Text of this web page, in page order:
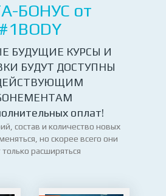
БОНУС от
#1BODY
БУДУЩИЕ КУРСЫ И
БУДУТ ДОСТУПНЫ
оплат!
состав и количество новых
но скорее всего они
только расширяться